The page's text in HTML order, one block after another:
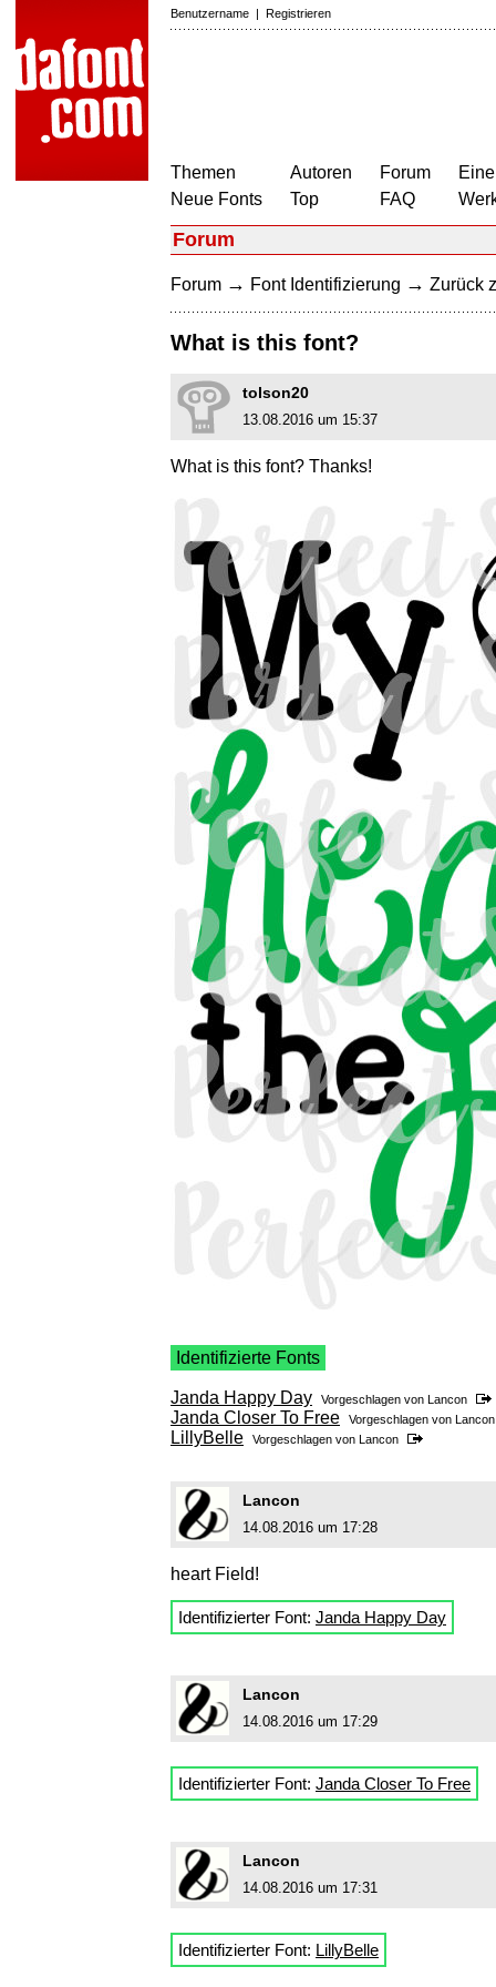
Benutzername | Registrieren
Themen
Neue Fonts
Autoren
Top
Forum
FAQ
Forum
Forum → Font Identifizierung → Zurück
What is this font?
tolson20
13.08.2016 um 15:37
What is this font? Thanks!
Identifizierte Fonts
Janda Happy Day Vorgeschlagen von Lancon
Janda Closer To Free Vorgeschlagen von Lancon
LillyBelle Vorgeschlagen von Lancon
Lancon
14.08.2016 um 17:28
heart Field!
Identifizierter Font: Janda Happy Day
Lancon
14.08.2016 um 17:29
Identifizierter Font: Janda Closer To Free
Lancon
14.08.2016 um 17:31
Identifizierter Font: LillyBelle